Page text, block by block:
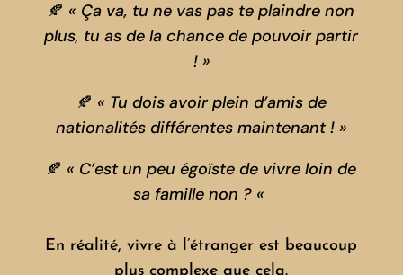
🍂 « Ça va, tu ne vas pas te plaindre non
plus, tu as de la chance de pouvoir partir
! »
🍂 « Tu dois avoir plein d’amis de
nationalités différentes maintenant ! »
🍂 « C’est un peu égoïste de vivre loin de
sa famille non ? «
En réalité, vivre à l’étranger est beaucoup
plus complexe que cela.